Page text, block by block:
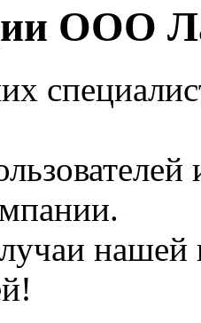
ООО
нашей